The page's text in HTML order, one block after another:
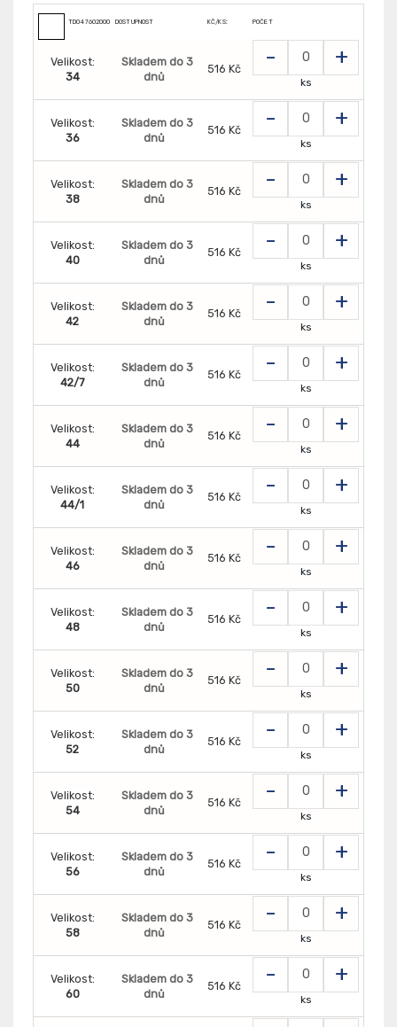
TD0476020000000DOSTUPNOST KČ/KS: POČET
Velikost:
34
Skladem do 3
dnů
516 Kč - +
ks
Velikost:
36
Skladem do 3
dnů
516 Kč - +
ks
Velikost:
38
Skladem do 3
dnů
516 Kč - +
ks
Velikost:
40
Skladem do 3
dnů
516 Kč - +
ks
Velikost:
42
Skladem do 3
dnů
516 Kč - +
ks
Velikost:
42/7
Skladem do 3
dnů
516 Kč - +
ks
Velikost:
44
Skladem do 3
dnů
516 Kč - +
ks
Velikost:
44/1
Skladem do 3
dnů
516 Kč - +
ks
Velikost:
46
Skladem do 3
dnů
516 Kč - +
ks
Velikost:
48
Skladem do 3
dnů
516 Kč - +
ks
Velikost:
50
Skladem do 3
dnů
516 Kč - +
ks
Velikost:
52
Skladem do 3
dnů
516 Kč - +
ks
Velikost:
54
Skladem do 3
dnů
516 Kč - +
ks
Velikost:
56
Skladem do 3
dnů
516 Kč - +
ks
Velikost:
58
Skladem do 3
dnů
516 Kč - +
ks
Velikost:
60
Skladem do 3
dnů
516 Kč - +
ks